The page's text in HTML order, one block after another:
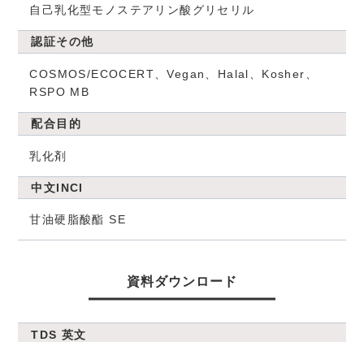
自己乳化型モノステアリン酸グリセリル
認証その他
COSMOS/ECOCERT、Vegan、Halal、Kosher、
RSPO MB
配合目的
乳化剤
中文INCI
甘油硬脂酸酯 SE
資料ダウンロード
TDS 英文